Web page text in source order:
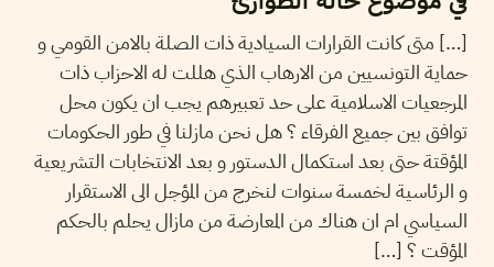
[…] متى كانت القرارات السيادية ذات الصلة بالامن القومي و
حماية التونسيين من الارهاب الذي هللت له الاحزاب ذات
المرجعيات الاسلامية على حد تعبيرهم يجب ان يكون محل
توافق بين جميع الفرقاء ؟ هل نحن مازلنا في طور الحكومات
المؤقتة حتى بعد استكمال الدستور و بعد الانتخابات التشريعية
و الرئاسية لخمسة سنوات لنخرج من المؤجل الى الاستقرار
السياسي ام ان هناك من المعارضة من مازال يحلم بالحكم
المؤقت ؟ […]